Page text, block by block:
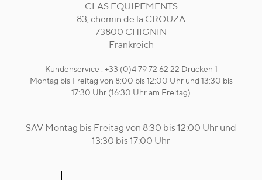
CLAS EQUIPEMENTS
83, chemin de la CROUZA
73800 CHIGNIN
Frankreich
Kundenservice : +33 (0)4 79 72 62 22 Drücken 1
Montag bis Freitag von 8:00 bis 12:00 Uhr und 13:30 bis
17:30 Uhr (16:30 Uhr am Freitag)
SAV Montag bis Freitag von 8:30 bis 12:00 Uhr und
13:30 bis 17:00 Uhr